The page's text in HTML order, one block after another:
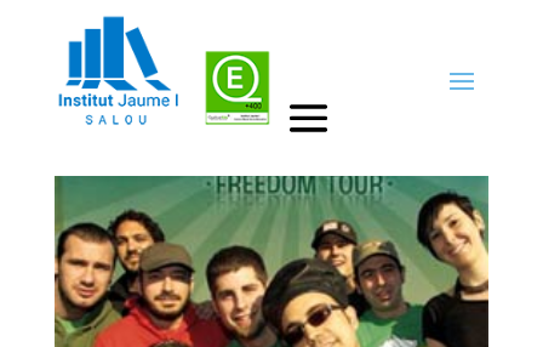
El meu barri necessita dignitat
Cap d'estudis |17gen., 2023|Destacats